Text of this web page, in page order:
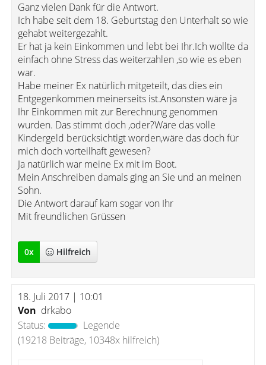
Ganz vielen Dank für die Antwort.
Ich habe seit dem 18. Geburtstag den Unterhalt so wie
gehabt weitergezahlt.
Er hat ja kein Einkommen und lebt bei Ihr.Ich wollte da
einfach ohne Stress das weiterzahlen ,so wie es eben
war.
Habe meiner Ex natürlich mitgeteilt, das dies ein
Entgegenkommen meinerseits ist.Ansonsten wäre ja
Ihr Einkommen mit zur Berechnung genommen
wurden. Das stimmt doch ,oder?Wäre das volle
Kindergeld berücksichtigt worden,wäre das doch für
mich doch vorteilhaft gewesen?
Ja natürlich war meine Ex mit im Boot.
Mein Anschreiben damals ging an Sie und an meinen
Sohn.
Die Antwort darauf kam sogar von Ihr
Mit freundlichen Grüssen
0x Hilfreich
18. Juli 2017 | 10:01
Von drkabo
Status:
Legende
(19218 Beiträge, 10348x hilfreich)